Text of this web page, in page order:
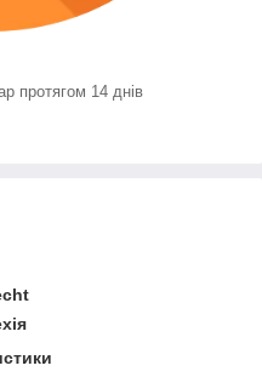
протягом 14 днів